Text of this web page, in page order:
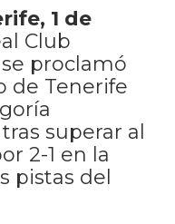
1 de
Club
proclamó
de Tenerife
superar al
2-1 en la
pistas del